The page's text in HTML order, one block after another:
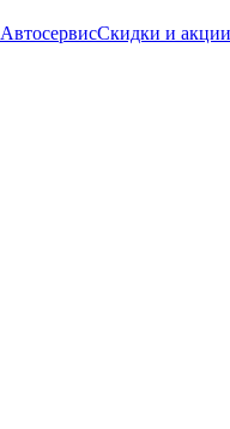
АвтосервисСкидки и акции